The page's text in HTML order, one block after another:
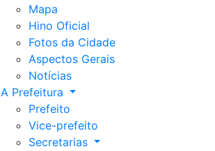
Mapa
Hino Oficial
Fotos da Cidade
Aspectos Gerais
Notícias
A Prefeitura
Prefeito
Vice-prefeito
Secretarias